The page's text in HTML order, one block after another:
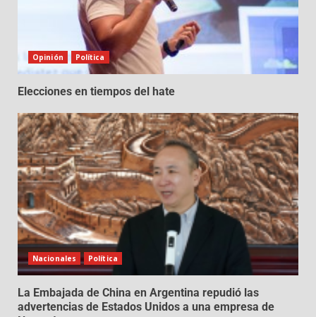
Opinión Política
Elecciones en tiempos del hate
Nacionales Política
La Embajada de China en Argentina repudió las
advertencias de Estados Unidos a una empresa de